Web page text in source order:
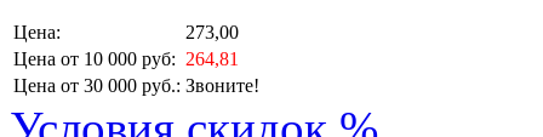
Цена:
273,00
Цена от 10 000 руб: 264,81
Цена от 30 000 руб.: Звоните!